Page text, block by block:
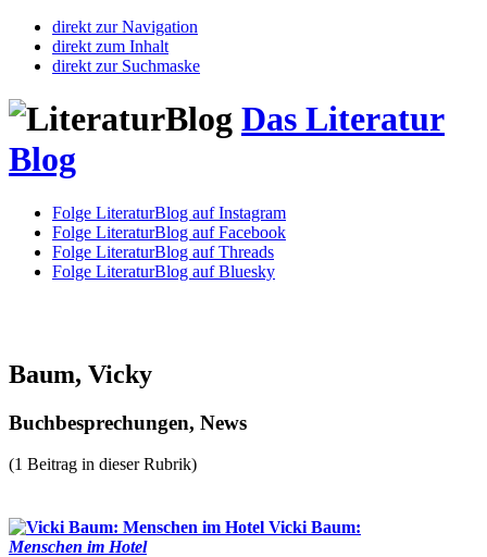
direkt zur Navigation
direkt zum Inhalt
direkt zur Suchmaske
Das Literatur
Blog
Folge LiteraturBlog auf Instagram
Folge LiteraturBlog auf Facebook
Folge LiteraturBlog auf Threads
Folge LiteraturBlog auf Bluesky
Baum, Vicky
Buchbesprechungen, News
(1 Beitrag in dieser Rubrik)
Vicki Baum:
Menschen im Hotel